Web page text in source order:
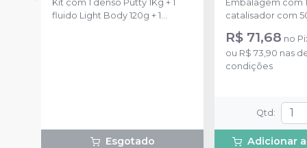
Kit com 1 denso Putty 1Kg + 1
fluido Light Body 120g + 1
Esgotado
Embalagem com
catalisador com
R$ 71,68 no
ou R$ 73,90 nas
condições
Qtd :
Adicionar